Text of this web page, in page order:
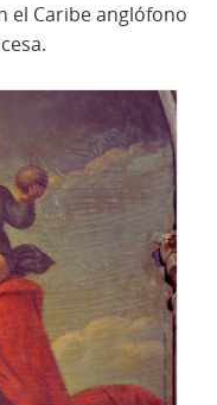
el Caribe anglófono